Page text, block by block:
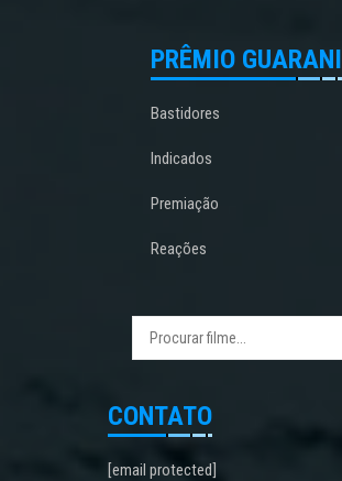
PRÊMIO GUARANI
Bastidores
Indicados
Premiação
Reações
CONTATO
[email protected]